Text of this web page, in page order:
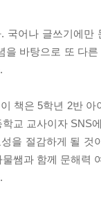
국어나 글쓰기에
을 바탕으로 또 다
책은 5학년 2반
교 교사이자 SNS
을 절감하게 될
쌤과 함께 문해력